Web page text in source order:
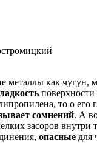
металлы как
то о
сомнений. А
засоров внутри
опасные для